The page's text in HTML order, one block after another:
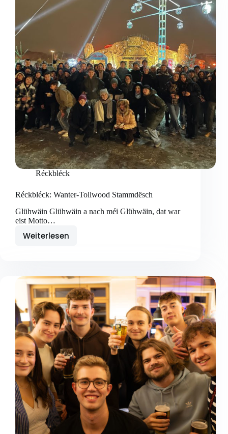
Réckbléck
Réckbléck: Wanter-Tollwood Stammdësch
Glühwäin Glühwäin a nach méi Glühwäin, dat war
eist Motto…
Weiterlesen
Réckbléck:
Stammdësch